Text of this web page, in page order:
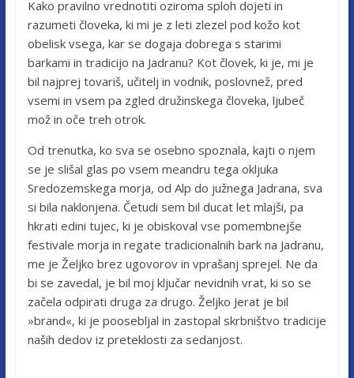
Kako pravilno vrednotiti oziroma sploh dojeti in
razumeti človeka, ki mi je z leti zlezel pod kožo kot
obelisk vsega, kar se dogaja dobrega s starimi
barkami in tradicijo na Jadranu? Kot človek, ki je, mi je
bil najprej tovariš, učitelj in vodnik, poslovnež, pred
vsemi in vsem pa zgled družinskega človeka, ljubeč
mož in oče treh otrok.
Od trenutka, ko sva se osebno spoznala, kajti o njem
se je slišal glas po vsem meandru tega okljuka
Sredozemskega morja, od Alp do južnega Jadrana, sva
si bila naklonjena. Četudi sem bil ducat let mlajši, pa
hkrati edini tujec, ki je obiskoval vse pomembnejše
festivale morja in regate tradicionalnih bark na Jadranu,
me je Željko brez ugovorov in vprašanj sprejel. Ne da
bi se zavedal, je bil moj ključar nevidnih vrat, ki so se
začela odpirati druga za drugo. Željko Jerat je bil
»brand«, ki je poosebljal in zastopal skrbništvo tradicije
naših dedov iz preteklosti za sedanjost.